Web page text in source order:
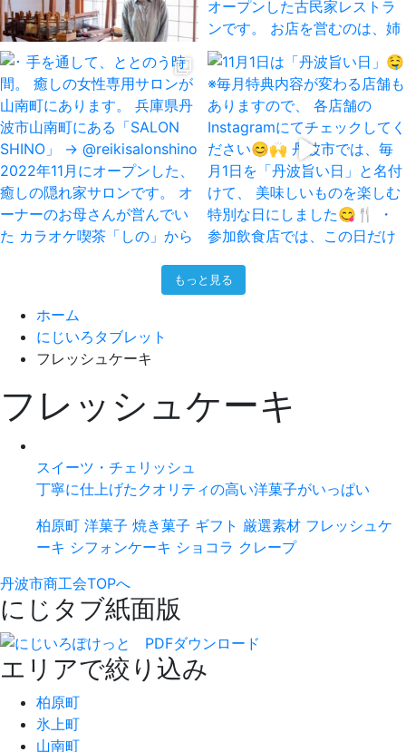
もっと見る
ホーム
にじいろタブレット
フレッシュケーキ
フレッシュケーキ
スイーツ・チェリッシュ
丁寧に仕上げたクオリティの高い洋菓子がいっぱい
柏原町 洋菓子 焼き菓子 ギフト 厳選素材 フレッシュケ
ーキ シフォンケーキ ショコラ クレープ
丹波市商工会TOPへ
にじタブ紙面版
エリアで絞り込み
柏原町
氷上町
山南町